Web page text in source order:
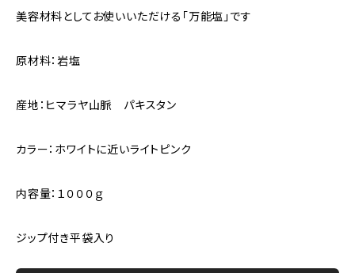
美容材料としてお使いいただける「万能塩」です
原材料：岩塩
産地：ヒマラヤ山脈 パキスタン
カラー：ホワイトに近いライトピンク
内容量：１０００ｇ
ジップ付き平袋入り